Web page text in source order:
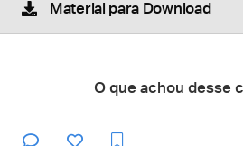
Material para Download
O que achou desse